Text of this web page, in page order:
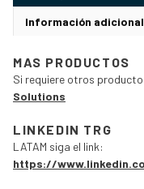
Información adicional
MAS PRODUCTOS
Si requiere otros
Solutions
LINKEDIN TRG
LATAM siga el link:
https://